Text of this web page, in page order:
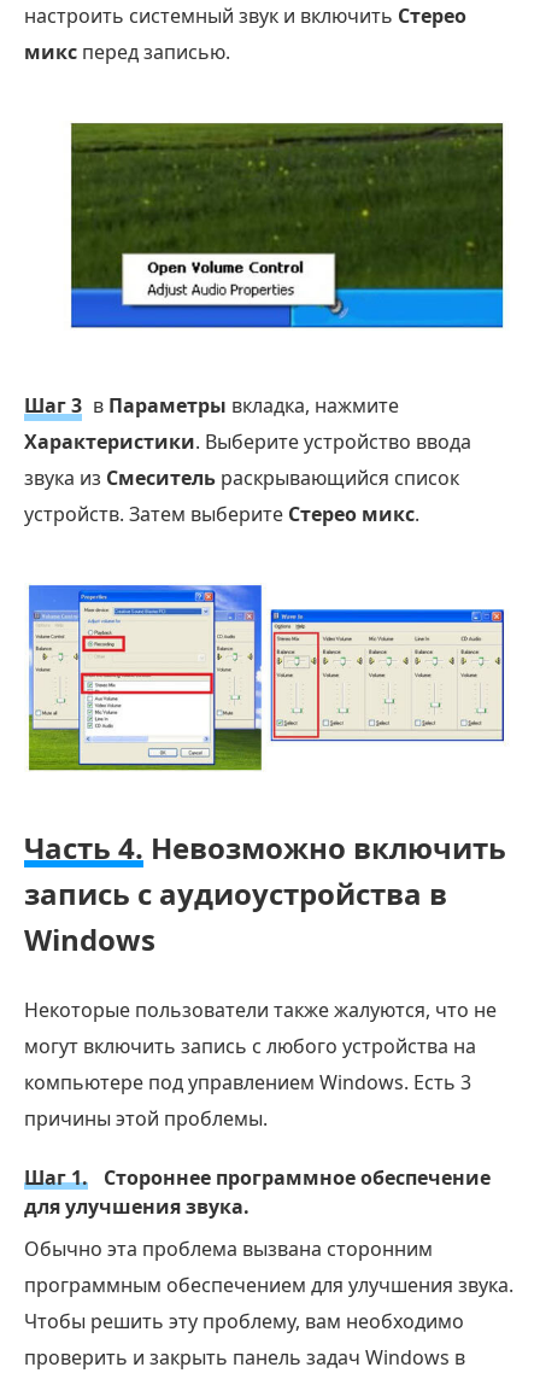
настроить системный звук и включить Стерео
микс перед записью.
Шаг 3 в Параметры вкладка, нажмите
Характеристики. Выберите устройство ввода
звука из Смеситель раскрывающийся список
устройств. Затем выберите Стерео микс.
Часть 4. Невозможно включить
запись с аудиоустройства в
Windows
Некоторые пользователи также жалуются, что не
могут включить запись с любого устройства на
компьютере под управлением Windows. Есть 3
причины этой проблемы.
Шаг 1.
Стороннее программное обеспечение
для улучшения звука.
Обычно эта проблема вызвана сторонним
программным обеспечением для улучшения звука.
Чтобы решить эту проблему, вам необходимо
проверить и закрыть панель задач Windows в